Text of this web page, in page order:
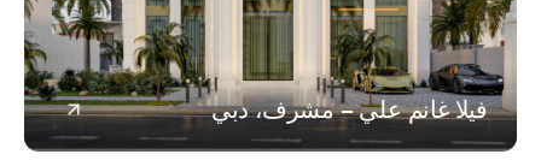
غانم علي – مشرف، دبي